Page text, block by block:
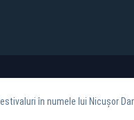
în numele lui Nicușor